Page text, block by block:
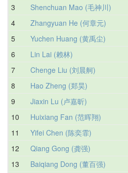
3 Shenchuan Mao (毛神川)
4 Zhangyuan He (何章元)
5 Yuchen Huang (黄禹尘)
6 Lin Lai (赖林)
7 Chenge Liu (刘晨舸)
8 Hao Zheng (郑昊)
9 Jiaxin Lu (卢嘉昕)
10 Huixiang Fan (范晖翔)
11 Yifei Chen (陈奕霏)
12 Qiang Gong (龚强)
13 Baiqiang Dong (董百强)